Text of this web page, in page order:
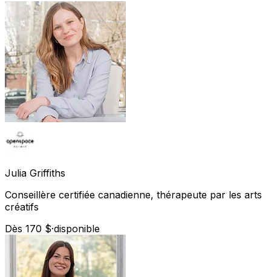
Julia Griffiths
Conseillère certifiée canadienne, thérapeute par les arts
créatifs
Dès 170 $·disponible